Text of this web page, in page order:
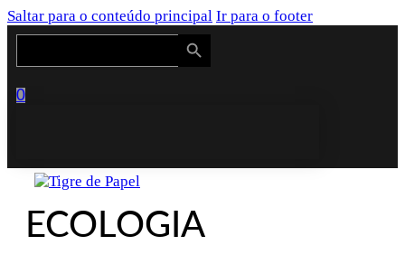
Saltar para o conteúdo principal Ir para o footer
Search
Search Button
0
ECOLOGIA